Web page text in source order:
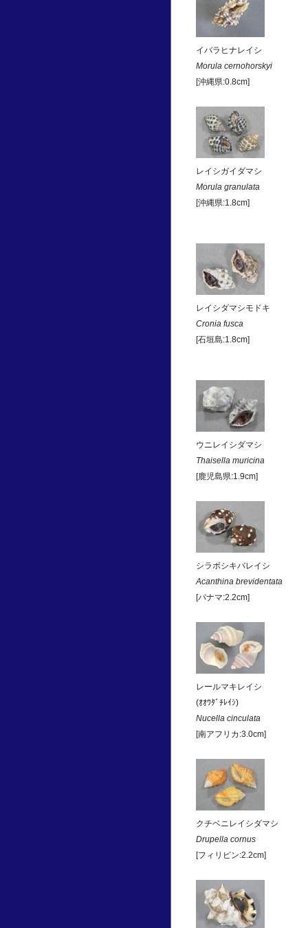
イバラヒナレイシ
Morula cernohorskyi
[沖縄県:0.8cm]
レイシガイダマシ
Morula granulata
[沖縄県:1.8cm]
レイシダマシモドキ
Cronia fusca
[石垣島:1.8cm]
ウニレイシダマシ
Thaisella muricina
[鹿児島県:1.9cm]
シラボシキバレイシ
Acanthina brevidentata
[パナマ:2.2cm]
レールマキレイシ
(ｵｵﾜﾀﾞﾁﾚｲｼ)
Nucella cinculata
[南アフリカ:3.0cm]
クチベニレイシダマシ
Drupella cornus
[フィリピン:2.2cm]